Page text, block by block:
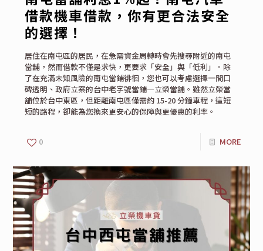
借款機車借款，你有更合法安全
的選擇！
居住在南屯區的居民，在急需資金周轉時會先搜尋附近的南屯
當舖，然而借款不僅是求快，更要求「安全」與「低利」。除
了在充滿未知風險的南屯當鋪徘徊，您也可以考慮選擇一間口
碑透明、政府立案的台中老字號當鋪—立榮當舖。雖然立榮當
舖位於台中東區，但距離南屯區僅需約 15-20 分鐘車程，這短
短的路程，卻能為您換來更安心的保障與更優惠的利率。
0 MORE